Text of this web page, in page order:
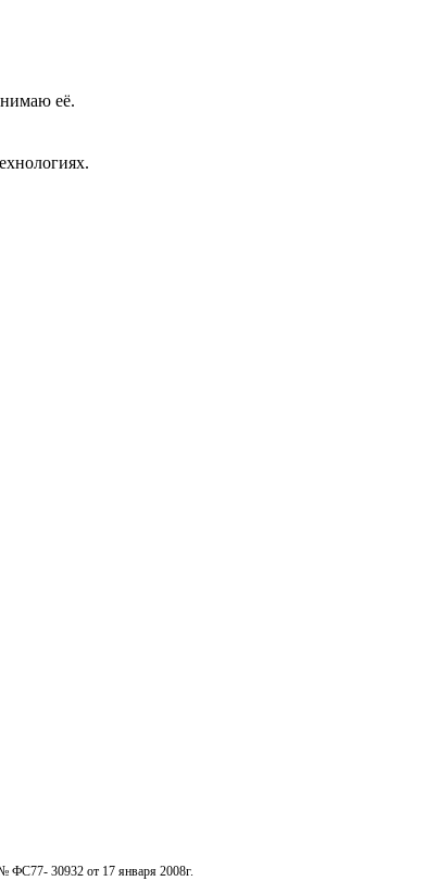
её.
ФС77- 30932 от 17 января 2008г.